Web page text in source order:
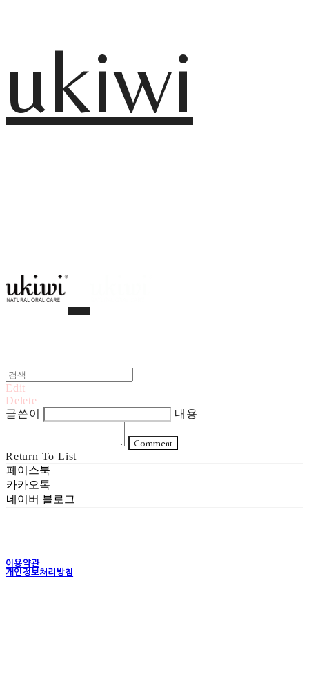
ukiwi
Edit
Delete
글쓴이
내용
Comment
Return To List
페이스북
카카오톡
네이버 블로그
이용약관
개인정보처리방침